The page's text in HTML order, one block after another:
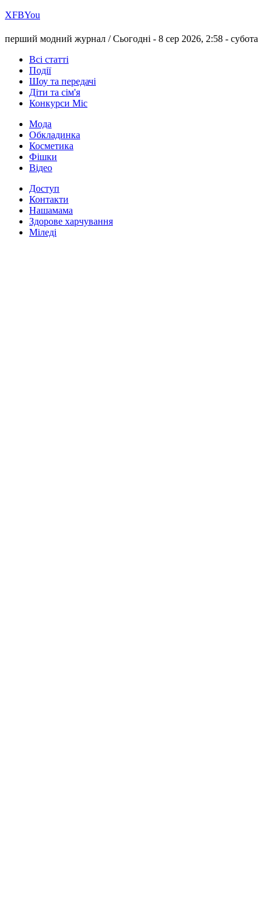
ХFBYou
перший модний журнал /Сьогодні - 8 сер 2026, 2:58 - субота
Всі статті
Події
Шоу та передачі
Діти та сім'я
Конкурси Міс
Мода
Обкладинка
Косметика
Фішки
Відео
Доступ
Контакти
Нашамама
Здорове харчування
Міледі